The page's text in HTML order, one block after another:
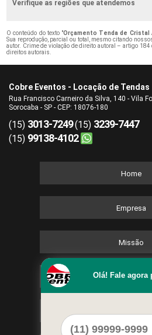
Verifique as regiões que atendemos
O conteúdo do texto "Orçamento Tenda de Cristal
Sua reprodução, parcial ou total, mesmo citando
autor. Crime de violação de direito autoral – artigo 184
direitos autorais.
Cobre Eventos - Locação de Tendas
Rua Francisco Carneiro da Silva, 140 - Vila
Sorocaba - SP - CEP: 18076-180
(15) 3013-7249(15) 3239-7447
(15) 99138-4102
Home
Empresa
Missão
Serviços
Olá! Fale agora